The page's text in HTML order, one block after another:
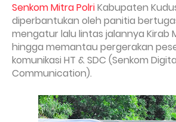
Senkom Mitra PolriKabupaten
diperbantukan oleh panitia
mengatur lalu lintas jalannya Kirab
hingga memantau pergerakan
komunikasi HT & SDC (Senkom
Communication).